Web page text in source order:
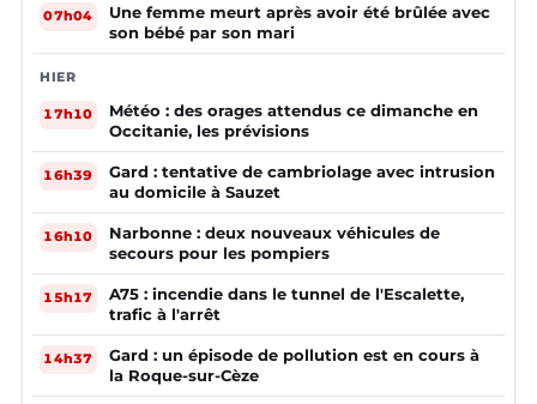
07h04
Une femme meurt après avoir été brûlée avec
son bébé par son mari
HIER
17h10
Météo : des orages attendus ce dimanche en
Occitanie, les prévisions
16h39
Gard : tentative de cambriolage avec intrusion
au domicile à Sauzet
16h10
Narbonne : deux nouveaux véhicules de
secours pour les pompiers
15h17
A75 : incendie dans le tunnel de l'Escalette,
trafic à l'arrêt
14h37
Gard : un épisode de pollution est en cours à
la Roque-sur-Cèze